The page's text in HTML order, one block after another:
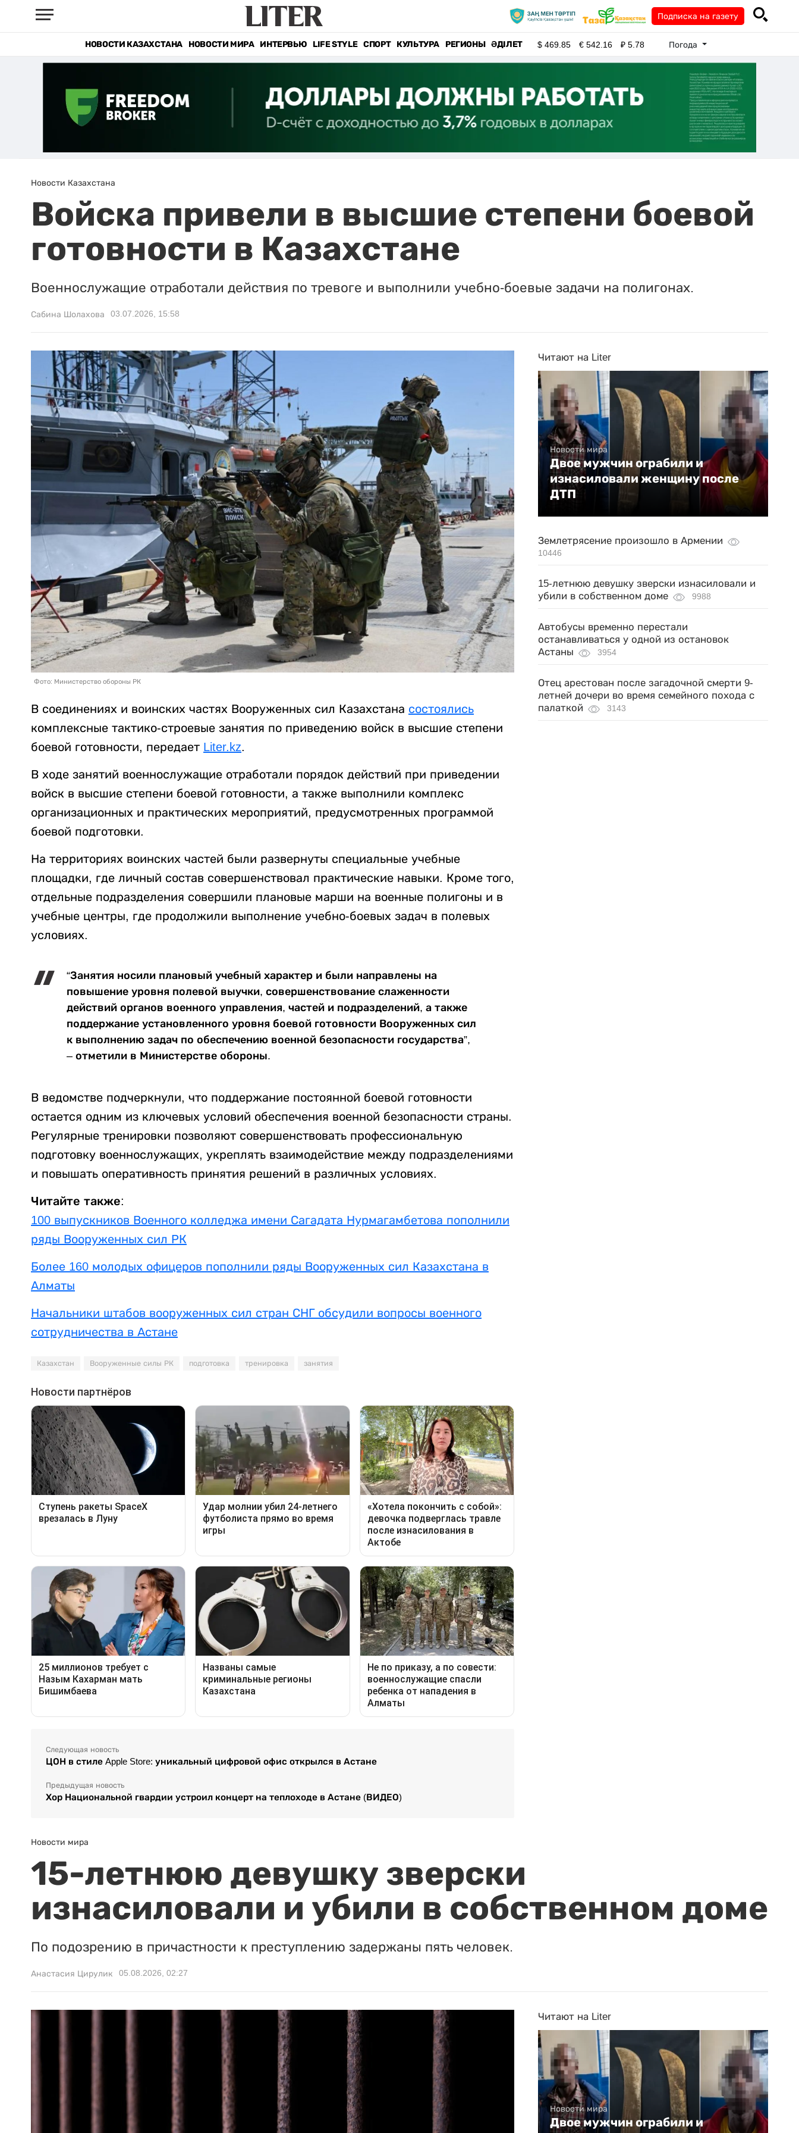
Подписка на газету
НОВОСТИ КАЗАХСТАНА НОВОСТИ МИРА ИНТЕРВЬЮ LIFE STYLE СПОРТ КУЛЬТУРА РЕГИОНЫ ӘДІЛЕТ $469.85 €542.16 ₽5.78 Погода
Новости Казахстана
Войска привели в высшие степени боевой
готовности в Казахстане
Военнослужащие отработали действия по тревоге и выполнили учебно-боевые задачи на полигонах.
Сабина Шолахова 03.07.2026, 15:58
Фото: Министерство обороны РК
В соединениях и воинских частях Вооруженных сил Казахстана состоялись
комплексные тактико-строевые занятия по приведению войск в высшие степени
боевой готовности, передает Liter.kz.
В ходе занятий военнослужащие отработали порядок действий при приведении
войск в высшие степени боевой готовности, а также выполнили комплекс
организационных и практических мероприятий, предусмотренных программой
боевой подготовки.
На территориях воинских частей были развернуты специальные учебные
площадки, где личный состав совершенствовал практические навыки. Кроме того,
отдельные подразделения совершили плановые марши на военные полигоны и в
учебные центры, где продолжили выполнение учебно-боевых задач в полевых
условиях.
“Занятия носили плановый учебный характер и были направлены на
повышение уровня полевой выучки, совершенствование слаженности
действий органов военного управления, частей и подразделений, а также
поддержание установленного уровня боевой готовности Вооруженных сил
к выполнению задач по обеспечению военной безопасности государства”,
– отметили в Министерстве обороны.
В ведомстве подчеркнули, что поддержание постоянной боевой готовности
остается одним из ключевых условий обеспечения военной безопасности страны.
Регулярные тренировки позволяют совершенствовать профессиональную
подготовку военнослужащих, укреплять взаимодействие между подразделениями
и повышать оперативность принятия решений в различных условиях.
Читайте также:
100 выпускников Военного колледжа имени Сагадата Нурмагамбетова пополнили
ряды Вооруженных сил РК
Более 160 молодых офицеров пополнили ряды Вооруженных сил Казахстана в
Алматы
Начальники штабов вооруженных сил стран СНГ обсудили вопросы военного
сотрудничества в Астане
Казахстан Вооруженные силы РК подготовка тренировка занятия
Следующая новость
ЦОН в стиле Apple Store: уникальный цифровой офис открылся в Астане
Предыдущая новость
Хор Национальной гвардии устроил концерт на теплоходе в Астане (ВИДЕО)
Читают на Liter
Новости мира
Двое мужчин ограбили и
изнасиловали женщину после
ДТП
Землетрясение произошло в Армении
10446
15-летнюю девушку зверски изнасиловали и
убили в собственном доме
9988
Автобусы временно перестали
останавливаться у одной из остановок
Астаны
3954
Отец арестован после загадочной смерти 9-
летней дочери во время семейного похода с
палаткой
3143
Новости мира
15-летнюю девушку зверски
изнасиловали и убили в собственном доме
По подозрению в причастности к преступлению задержаны пять человек.
Анастасия Цирулик 05.08.2026, 02:27
Читают на Liter
Новости мира
Двое мужчин ограбили и